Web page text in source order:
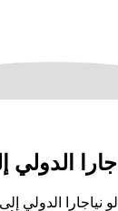
الدولي